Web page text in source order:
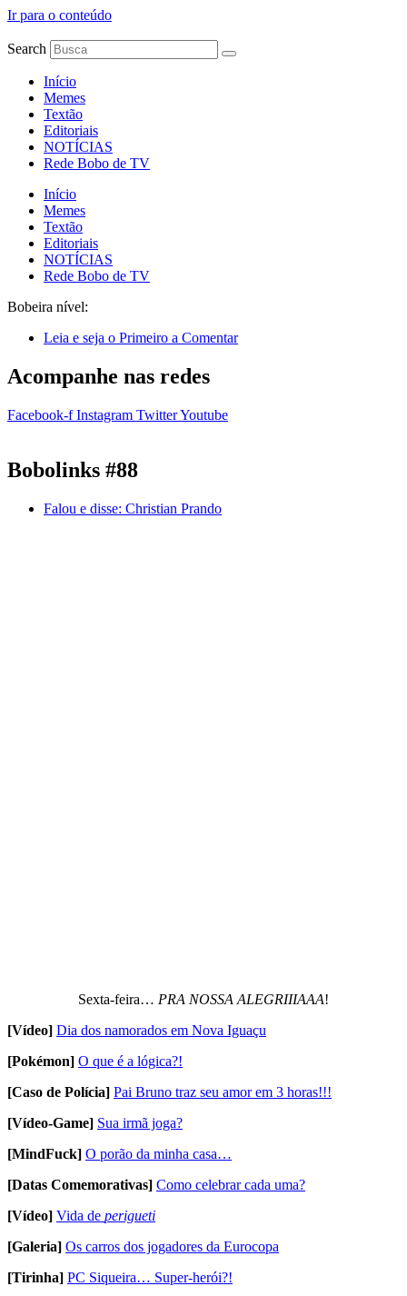
Ir para o conteúdo
Search
Início
Memes
Textão
Editoriais
NOTÍCIAS
Rede Bobo de TV
Início
Memes
Textão
Editoriais
NOTÍCIAS
Rede Bobo de TV
Bobeira nível:
Leia e seja o Primeiro a Comentar
Acompanhe nas redes
Facebook-f Instagram TwitterYoutube
Bobolinks #88
Falou e disse: Christian Prando
Sexta-feira… PRA NOSSA ALEGRIIIAAA!
[Vídeo] Dia dos namorados em Nova Iguaçu
[Pokémon] O que é a lógica?!
[Caso de Polícia] Pai Bruno traz seu amor em 3 horas!!!
[Vídeo-Game] Sua irmã joga?
[MindFuck] O porão da minha casa…
[Datas Comemorativas] Como celebrar cada uma?
[Vídeo] Vida de perigueti
[Galeria] Os carros dos jogadores da Eurocopa
[Tirinha] PC Siqueira… Super-herói?!